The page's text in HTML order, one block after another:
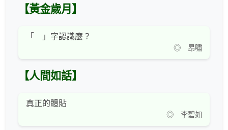
【黃金歲月】
「 」字認識麼？
◎ 昂嘯
【人間如話】
真正的體貼
◎ 李碧如